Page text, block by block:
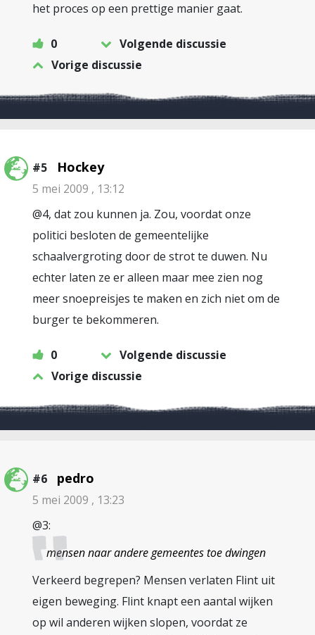
het proces op een prettige manier gaat.
0
Volgende discussie
Vorige discussie
#5 Hockey
5 mei 2009 , 13:12
@4, dat zou kunnen ja. Zou, voordat onze
politici besloten de gemeentelijke
schaalvergroting door de strot te duwen. Nu
echter laten ze er alleen maar mee zien nog
meer snoepreisjes te maken en zich niet om de
burger te bekommeren.
0
Volgende discussie
Vorige discussie
#6 pedro
5 mei 2009 , 13:23
@3:
mensen naar andere gemeentes toe dwingen
Verkeerd begrepen? Mensen verlaten Flint uit
eigen beweging. Flint knapt een aantal wijken
op wil anderen wijken slopen, voordat ze